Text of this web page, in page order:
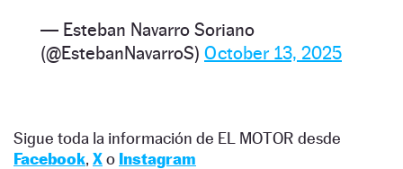
— Esteban Navarro Soriano
(@EstebanNavarroS) October 13, 2025
Sigue toda la información de EL MOTOR desde
Facebook, Xo Instagram